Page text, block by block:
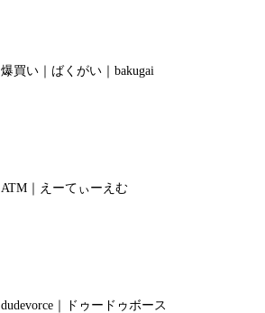
爆買い｜ばくがい｜bakugai
ATM｜えーてぃーえむ
dudevorce｜ドゥードゥボース